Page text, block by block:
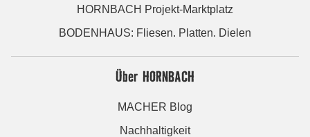
HORNBACH Projekt-Marktplatz
BODENHAUS: Fliesen. Platten. Dielen
Über HORNBACH
MACHER Blog
Nachhaltigkeit